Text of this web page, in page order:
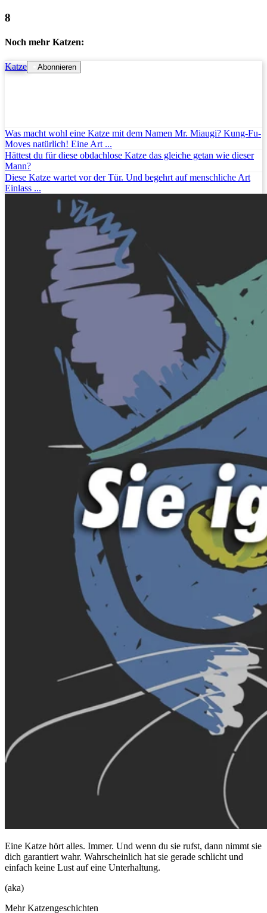
Noch mehr Katzen:
Katze Abonnieren
Was macht wohl eine Katze mit dem Namen Mr. Miaugi? Kung-Fu-
Moves natürlich! Eine Art ...
Hättest du für diese obdachlose Katze das gleiche getan wie dieser
Mann?
Diese Katze wartet vor der Tür. Und begehrt auf menschliche Art
Einlass ...
Eine Katze hört alles. Immer. Und wenn du sie rufst, dann nimmt sie
dich garantiert wahr. Wahrscheinlich hat sie gerade schlicht und
einfach keine Lust auf eine Unterhaltung.
(aka)
Mehr Katzengeschichten